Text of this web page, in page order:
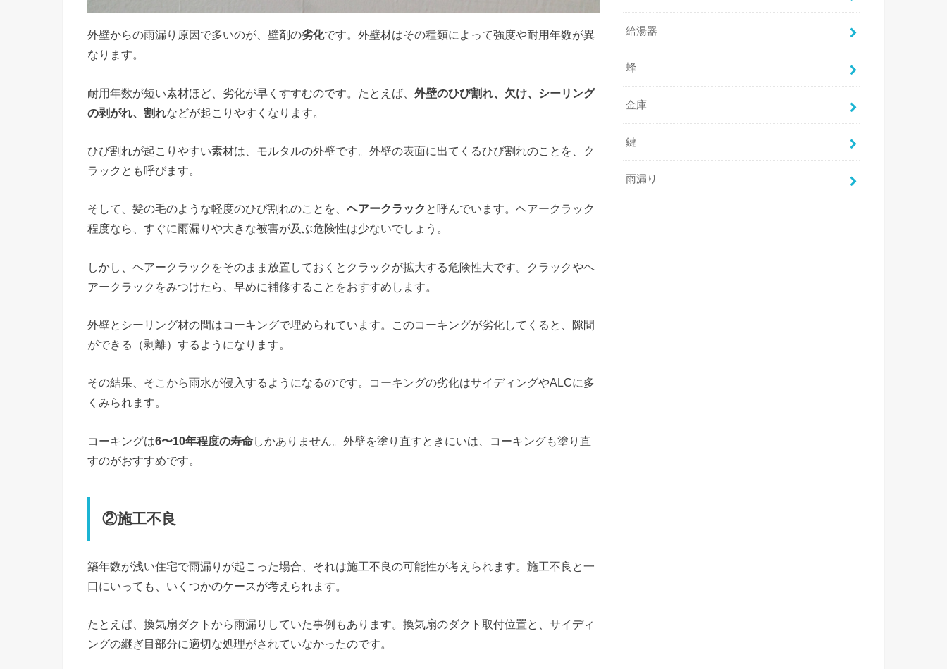
外壁からの雨漏り原因で多いのが、壁剤の劣化です。外壁材はその種類によって強度や耐用年数が異
なります。
耐用年数が短い素材ほど、劣化が早くすすむのです。たとえば、 外壁のひび割れ、欠け、シーリング
の剥がれ、割れなどが起こりやすくなります。
ひび割れが起こりやすい素材は、モルタルの外壁です。外壁の表面に出てくるひび割れのことを、ク
ラックとも呼びます。
そして、髪の毛のような軽度のひび割れのことを、 ヘアークラック と呼んでいます。ヘアークラック
程度なら、すぐに雨漏りや大きな被害が及ぶ危険性は少ないでしょう。
しかし、ヘアークラックをそのまま放置しておくとクラックが拡大する危険性大です。クラックやヘ
アークラックをみつけたら、早めに補修することをおすすめします。
外壁とシーリング材の間はコーキングで埋められています。このコーキングが劣化してくると、隙間
ができる（剥離）するようになります。
その結果、そこから雨水が侵入するようになるのです。コーキングの劣化はサイディングやALCに多
くみられます。
コーキングは6〜10年程度の寿命しかありません。外壁を塗り直すときにいは、コーキングも塗り直
すのがおすすめです。
②施工不良
築年数が浅い住宅で雨漏りが起こった場合、それは施工不良の可能性が考えられます。施工不良と一
口にいっても、いくつかのケースが考えられます。
たとえば、換気扇ダクトから雨漏りしていた事例もあります。換気扇のダクト取付位置と、サイディ
ングの継ぎ目部分に適切な処理がされていなかったのです。
給湯器
蜂
金庫
鍵
雨漏り